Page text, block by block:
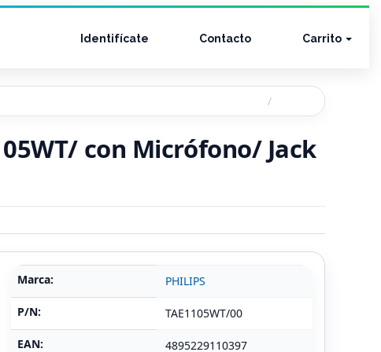
Identifícate Contacto Carrito
con Micrófono/ Jack
Marca: PHILIPS
P/N: TAE1105WT/00
EAN: 4895229110397